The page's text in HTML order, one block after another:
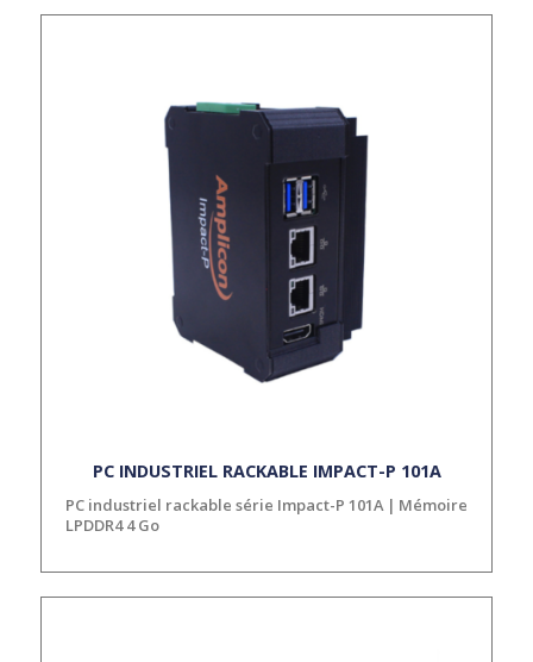
PC INDUSTRIEL RACKABLE IMPACT-P 101A
PC industriel rackable série Impact-P 101A | Mémoire
LPDDR4 4 Go